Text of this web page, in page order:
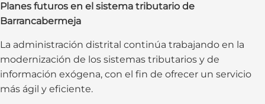
Planes futuros en el sistema tributario de
Barrancabermeja
La administración distrital continúa trabajando en la
modernización de los sistemas tributarios y de
información exógena, con el fin de ofrecer un servicio
más ágil y eficiente.